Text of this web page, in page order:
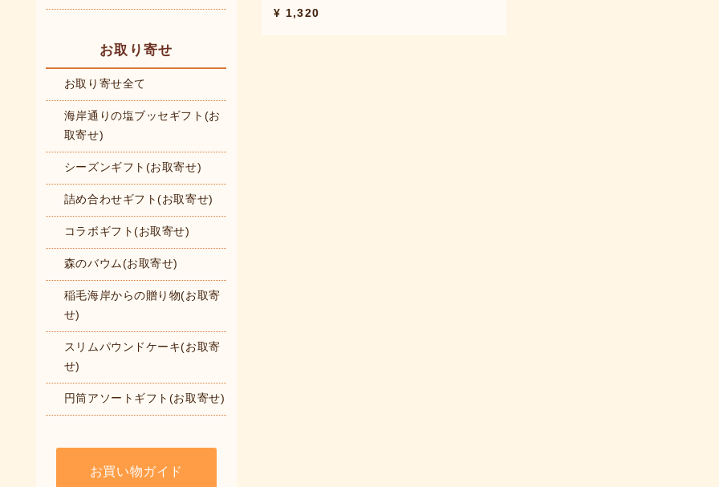
お取り寄せ
お取り寄せ全て
海岸通りの塩ブッセギフト(お
取寄せ)
シーズンギフト(お取寄せ)
詰め合わせギフト(お取寄せ)
コラボギフト(お取寄せ)
森のバウム(お取寄せ)
稲毛海岸からの贈り物(お取寄
せ)
スリムパウンドケーキ(お取寄
せ)
円筒アソートギフト(お取寄せ)
お買い物ガイド
¥ 1,320